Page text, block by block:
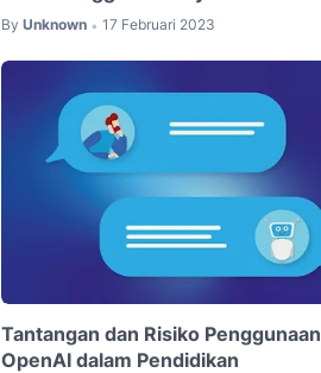
By Unknown • 17 Februari 2023
Tantangan dan Risiko Penggunaan
OpenAI dalam Pendidikan